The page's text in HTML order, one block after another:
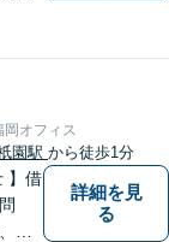
い
オフィス
園駅 から徒歩1分
】借
刑
詳細を見
る